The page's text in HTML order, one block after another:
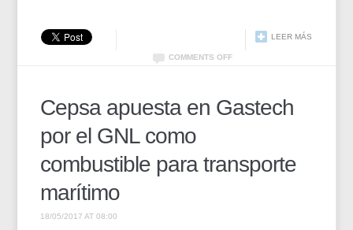
LEER MÁS
COMMENTS OFF
Cepsa apuesta en Gastech
por el GNL como
combustible para transporte
marítimo
18/05/2017 AT 08:00